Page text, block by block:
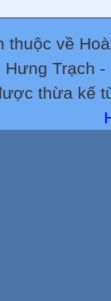
thuộc về
Hưng Trạch -
thừa kế